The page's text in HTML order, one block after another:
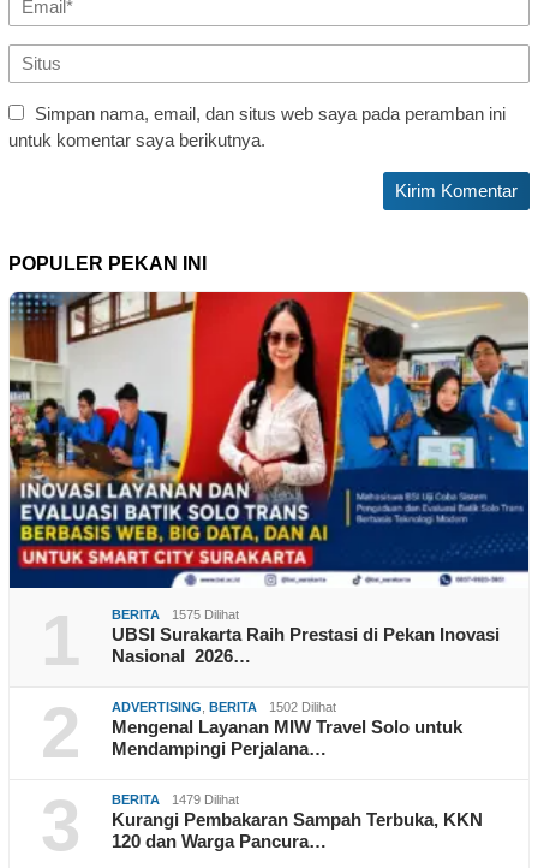
Simpan nama, email, dan situs web saya pada peramban ini
untuk komentar saya berikutnya.
POPULER PEKAN INI
1 BERITA 1575 Dilihat
UBSI Surakarta Raih Prestasi di Pekan Inovasi
Nasional 2026…
2 ADVERTISING, BERITA 1502 Dilihat
Mengenal Layanan MIW Travel Solo untuk
Mendampingi Perjalana…
3 BERITA 1479 Dilihat
Kurangi Pembakaran Sampah Terbuka, KKN
120 dan Warga Pancura…